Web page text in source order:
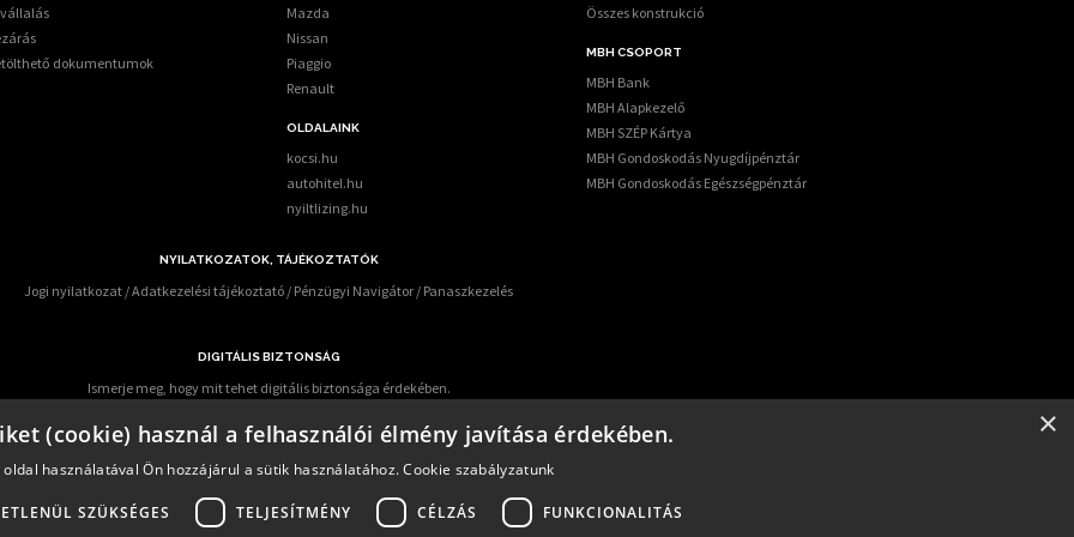
dokumentumok
Mazda
Nissan
Piaggio
Renault
OLDALAINK
kocsi.hu
autohitel.hu
nyiltlizing.hu
Összes konstrukció
MBH CSOPORT
MBH Bank
MBH Alapkezelő
MBH SZÉP Kártya
MBH Gondoskodás Nyugdíjpénztár
MBH Gondoskodás Egészségpénztár
NYILATKOZATOK, TÁJÉKOZTATÓK
Jogi nyilatkozat /Adatkezelési tájékoztató / Pénzügyi Navigátor / Panaszkezelés
DIGITÁLIS BIZTONSÁG
Ismerje meg, hogy mit tehet digitális biztonsága érdekében.
alábbi elérhetőségen keresztül informálódhatnak a pénzügyi fogyasztók:https:/kiberpajzs.hu.
értékesítése során alapvető fontosságúnak tartja ügyfelek alapos és pontos tájékoztatását a konstrukció részleteiről.
Pénzügyi Fogyasztóvédelmi Központ előírásainak megfelelő szolgáltatás nyújtására.
×
(cookie) használ a felhasználói élmény javítása érdekében.
oldal használatával Ön hozzájárul a sütik használatához.Cookie szabályzatunk
SZÜKSÉGES TELJESÍTMÉNY CÉLZÁS FUNKCIONALITÁS